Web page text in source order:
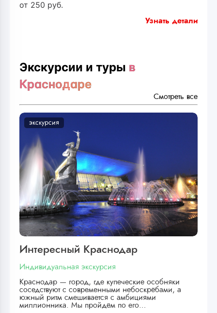
от 250 руб.
Узнать детали
Экскурсии и туры в
Краснодаре
Смотреть все
экскурсия
Интересный Краснодар
Индивидуальная экскурсия
Краснодар — город, где купеческие особняки
соседствуют с современными небоскрёбами, а
южный ритм смешивается с амбициями
миллионника. Мы пройдём по его…